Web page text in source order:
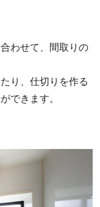
わせて、間取りの
り、仕切りを作る
できます。